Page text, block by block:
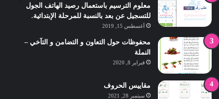
معلوم الترسيم باستعمال رصيد الهاتف الجول
للتسجيل عن بعد بالنسبة للمرحلة الإبتدائية.
أغسطس 15, 2019
محفوظات حول التعاون و التضامن و التآخي –
النملة
فبراير 8, 2020
مقاييس الحروف
سبتمبر 28, 2021